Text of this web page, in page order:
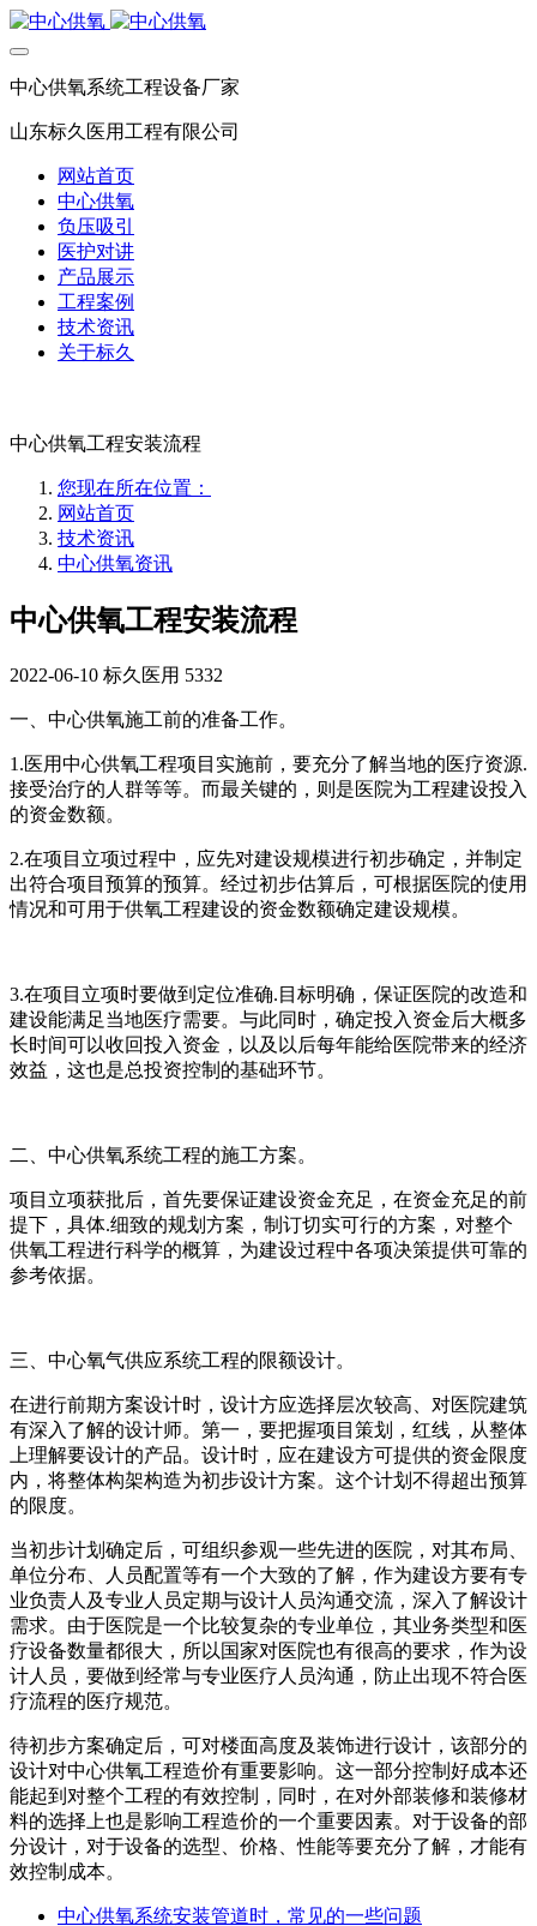
中心供氧系统工程设备厂家
山东标久医用工程有限公司
网站首页
中心供氧
负压吸引
医护对讲
产品展示
工程案例
技术资讯
关于标久
中心供氧工程安装流程
您现在所在位置：
网站首页
技术资讯
中心供氧资讯
中心供氧工程安装流程
2022-06-10 标久医用 5332
一、中心供氧施工前的准备工作。
1.医用中心供氧工程项目实施前，要充分了解当地的医疗资源.
接受治疗的人群等等。而最关键的，则是医院为工程建设投入
的资金数额。
2.在项目立项过程中，应先对建设规模进行初步确定，并制定
出符合项目预算的预算。经过初步估算后，可根据医院的使用
情况和可用于供氧工程建设的资金数额确定建设规模。
3.在项目立项时要做到定位准确.目标明确，保证医院的改造和
建设能满足当地医疗需要。与此同时，确定投入资金后大概多
长时间可以收回投入资金，以及以后每年能给医院带来的经济
效益，这也是总投资控制的基础环节。
二、中心供氧系统工程的施工方案。
项目立项获批后，首先要保证建设资金充足，在资金充足的前
提下，具体.细致的规划方案，制订切实可行的方案，对整个
供氧工程进行科学的概算，为建设过程中各项决策提供可靠的
参考依据。
三、中心氧气供应系统工程的限额设计。
在进行前期方案设计时，设计方应选择层次较高、对医院建筑
有深入了解的设计师。第一，要把握项目策划，红线，从整体
上理解要设计的产品。设计时，应在建设方可提供的资金限度
内，将整体构架构造为初步设计方案。这个计划不得超出预算
的限度。
当初步计划确定后，可组织参观一些先进的医院，对其布局、
单位分布、人员配置等有一个大致的了解，作为建设方要有专
业负责人及专业人员定期与设计人员沟通交流，深入了解设计
需求。由于医院是一个比较复杂的专业单位，其业务类型和医
疗设备数量都很大，所以国家对医院也有很高的要求，作为设
计人员，要做到经常与专业医疗人员沟通，防止出现不符合医
疗流程的医疗规范。
待初步方案确定后，可对楼面高度及装饰进行设计，该部分的
设计对中心供氧工程造价有重要影响。这一部分控制好成本还
能起到对整个工程的有效控制，同时，在对外部装修和装修材
料的选择上也是影响工程造价的一个重要因素。对于设备的部
分设计，对于设备的选型、价格、性能等要充分了解，才能有
效控制成本。
中心供氧系统安装管道时，常见的一些问题